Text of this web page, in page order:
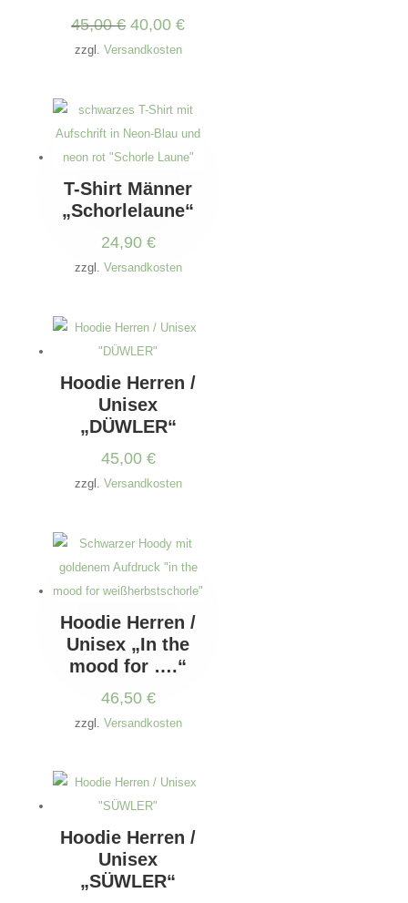
45,00€ Ursprünglicher
Preis
40,00€Aktueller
zzgl. Versandkosten
T-Shirt Männer
„Schorlelaune“
24,90 €
zzgl. Versandkosten
Hoodie Herren /
Unisex
„DÜWLER“
45,00 €
zzgl. Versandkosten
Hoodie Herren /
Unisex „In the
mood for ….“
46,50 €
zzgl. Versandkosten
Hoodie Herren /
Unisex
„SÜWLER“